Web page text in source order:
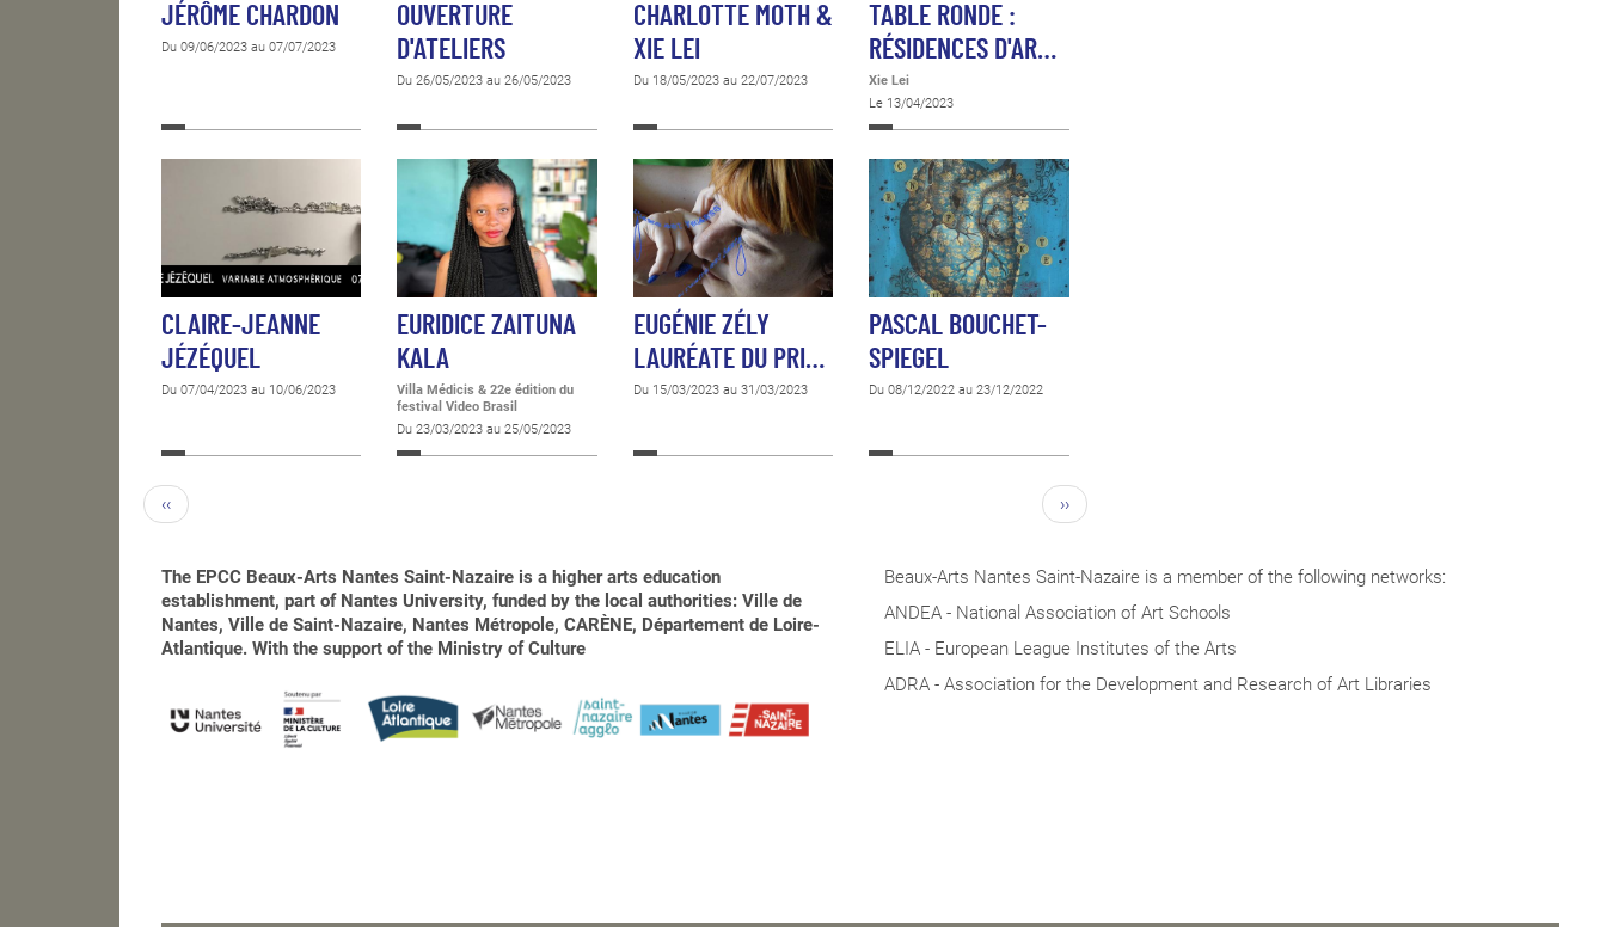
JÉRÔME CHARDON
Du 09/06/2023 au 07/07/2023
OUVERTURE
D'ATELIERS
Du 26/05/2023 au 26/05/2023
CHARLOTTE MOTH &
XIE LEI
Du 18/05/2023 au 22/07/2023
TABLE RONDE :
RÉSIDENCES D'AR…
Xie Lei
Le 13/04/2023
CLAIRE-JEANNE
JÉZÉQUEL
Du 07/04/2023 au 10/06/2023
EURIDICE ZAITUNA
KALA
Villa Médicis & 22e édition du
festival Video Brasil
Du 23/03/2023 au 25/05/2023
EUGÉNIE ZÉLY
LAURÉATE DU PRI…
Du 15/03/2023 au 31/03/2023
PASCAL BOUCHET-
SPIEGEL
Du 08/12/2022 au 23/12/2022
‹‹ ››
The EPCC Beaux-Arts Nantes Saint-Nazaire is a higher arts education
establishment, part of Nantes University, funded by the local authorities: Ville de
Nantes, Ville de Saint-Nazaire, Nantes Métropole, CARÈNE, Département de Loire-
Atlantique. With the support of the Ministry of Culture
Beaux-Arts Nantes Saint-Nazaire is a member of the following networks:
ANDEA - National Association of Art Schools
ELIA - European League Institutes of the Arts
ADRA - Association for the Development and Research of Art Libraries